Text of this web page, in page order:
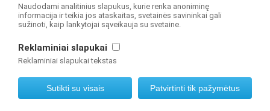
Interneto svetainę sukūrė
Naudodami analitinius slapukus, kurie renka anoniminę
informacija ir teikia jos ataskaitas, svetainės savininkai gali
sužinoti, kaip lankytojai sąveikauja su svetaine.
Reklaminiai slapukai
Reklaminiai slapukai tekstas
Sutikti su visais Patvirtinti tik pažymėtus